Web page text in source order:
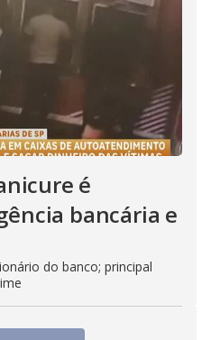
é
bancária e
do banco; principal